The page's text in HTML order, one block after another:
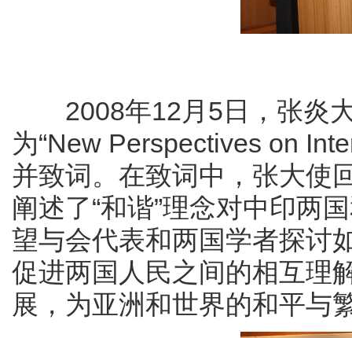
2008年12月 5 日，张炎
为“New Perspectives on
并致词。在致词中，张大使
阐述了“和谐”理念对中印两
望与会代表和两国学者探讨
促进两国人民之间的相互理
展，为亚洲和世界的和平与